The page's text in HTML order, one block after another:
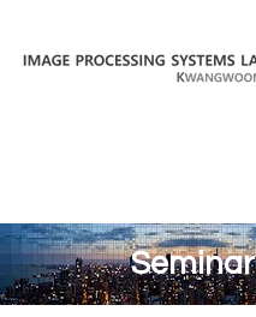
Seminar